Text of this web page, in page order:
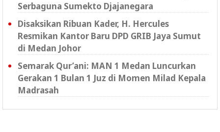
Serbaguna Sumekto Djajanegara
Disaksikan Ribuan Kader, H. Hercules
Resmikan Kantor Baru DPD GRIB Jaya Sumut
di Medan Johor
Semarak Qur’ani: MAN 1 Medan Luncurkan
Gerakan 1 Bulan 1 Juz di Momen Milad Kepala
Madrasah